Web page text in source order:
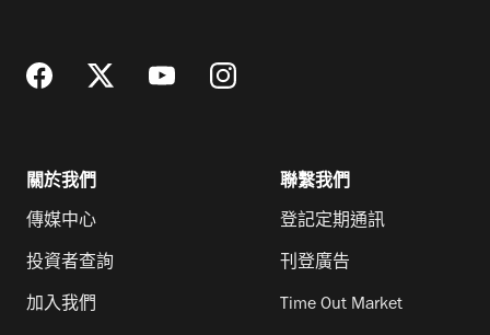
關於我們
傳媒中心
投資者查詢
加入我們
聯繫我們
登記定期通訊
刊登廣告
Time Out Market